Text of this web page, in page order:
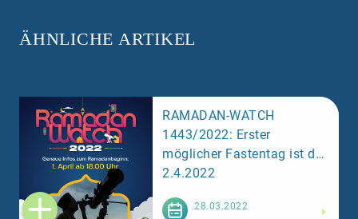
ÄHNLICHE ARTIKEL
RAMADAN-WATCH
1443/2022: Erster
möglicher Fastentag ist der
2.4.2022
28.03.2022